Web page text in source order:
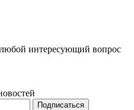
интересующий вопрос
Подписаться